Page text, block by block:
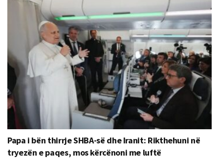
Papa i bën thirrje SHBA-së dhe Iranit: Rikthehuni në
tryezën e paqes, mos kërcënoni me luftë